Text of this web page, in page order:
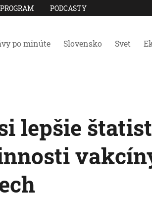
PODCASTY
po minúte Slovensko Svet
lepšie